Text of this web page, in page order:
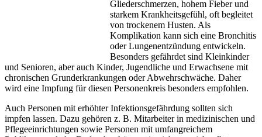
Gliederschmerzen, hohem Fieber und
starkem Krankheitsgefühl, oft begleitet
von trockenem Husten. Als
Komplikation kann sich eine Bronchitis
oder Lungenentzündung entwickeln.
Besonders gefährdet sind Kleinkinder
und Senioren, aber auch Kinder, Jugendliche und Erwachsene mit
chronischen Grunderkrankungen oder Abwehrschwäche. Daher
wird eine Impfung für diesen Personenkreis besonders empfohlen.
Auch Personen mit erhöhter Infektionsgefährdung sollten sich
impfen lassen. Dazu gehören z. B. Mitarbeiter in medizinischen und
Pflegeeinrichtungen sowie Personen mit umfangreichem